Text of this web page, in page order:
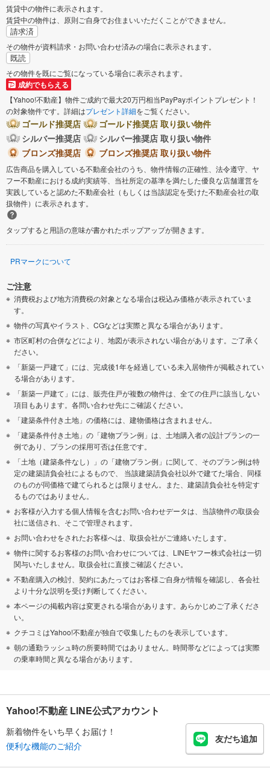
賃貸中の物件に表示されます。
賃貸中の物件は、原則ご自身でお住まいいただくことができません。
請求済
その物件が資料請求・お問い合わせ済みの場合に表示されます。
既読
その物件を既にご覧になっている場合に表示されます。
成約でもらえる
【Yahoo!不動産】物件ご成約で最大20万円相当PayPayポイントプレゼント！
の対象物件です。詳細はプレゼント詳細をご覧ください。
ゴールド推奨店
ゴールド推奨店 取り扱い物件
シルバー推奨店
シルバー推奨店 取り扱い物件
ブロンズ推奨店
ブロンズ推奨店 取り扱い物件
広告商品を購入している不動産会社のうち、物件情報の正確性、法令遵守、ヤ
フー不動産における成約実績等、当社所定の基準を満たした優良な店舗運営を
実践していると認めた不動産会社（もしくは当該認定を受けた不動産会社の取
扱物件）に表示されます。
タップすると用語の意味が書かれたポップアップが開きます。
PRマークについて
ご注意
消費税および地方消費税の対象となる場合は税込み価格が表示されていま
す。
物件の写真やイラスト、CGなどは実際と異なる場合があります。
市区町村の合併などにより、地図が表示されない場合があります。ご了承く
ださい。
「新築一戸建て」には、完成後1年を経過している未入居物件が掲載されてい
る場合があります。
「新築一戸建て」には、販売住戸が複数の物件は、全ての住戸に該当しない
項目もあります。各問い合わせ先にご確認ください。
「建築条件付き土地」の価格には、建物価格は含まれません。
「建築条件付き土地」の「建物プラン例」は、土地購入者の設計プランの一
例であり、プランの採用可否は任意です。
「土地（建築条件なし）」の「建物プラン例」に関して、そのプラン例は特
定の建築請負会社によるもので、 当該建築請負会社以外で建てた場合、同様
のものが同価格で建てられるとは限りません。また、建築請負会社を特定す
るものではありません。
お客様が入力する個人情報を含むお問い合わせデータは、当該物件の取扱会
社に送信され、そこで管理されます。
お問い合わせをされたお客様へは、取扱会社がご連絡いたします。
物件に関するお客様のお問い合わせについては、LINEヤフー株式会社は一切
関与いたしません。取扱会社に直接ご確認ください。
不動産購入の検討、契約にあたってはお客様ご自身が情報を確認し、各会社
より十分な説明を受け判断してください。
本ページの掲載内容は変更される場合があります。あらかじめご了承くださ
い。
クチコミはYahoo!不動産が独自で収集したものを表示しています。
朝の通勤ラッシュ時の所要時間ではありません。時間帯などによっては実際
の乗車時間と異なる場合があります。
Yahoo!不動産 LINE公式アカウント
新着物件をいち早くお届け！
便利な機能のご紹介
友だち追加